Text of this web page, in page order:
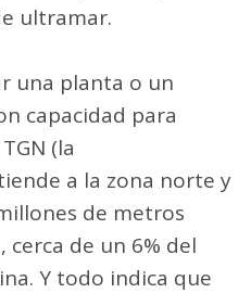
ultramar.
una planta o un
capacidad para
(la
a la zona norte y
de metros
cerca de un 6% del
Y todo indica que